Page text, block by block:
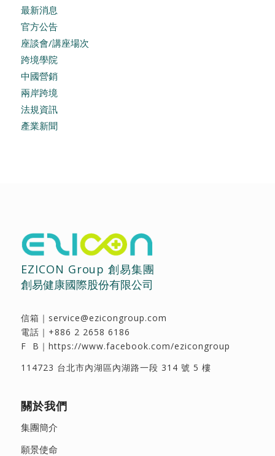
最新消息
官方公告
座談會/講座場次
跨境學院
中國營銷
兩岸跨境
法規資訊
產業新聞
EZICON Group 創易集團
創易健康國際股份有限公司
信箱｜ service@ezicongroup.com
電話｜ +886 2 2658 6186
F B｜ https://www.facebook.com/ezicongroup
114723 台北市內湖區內湖路一段 314 號 5 樓
關於我們
集團簡介
願景使命